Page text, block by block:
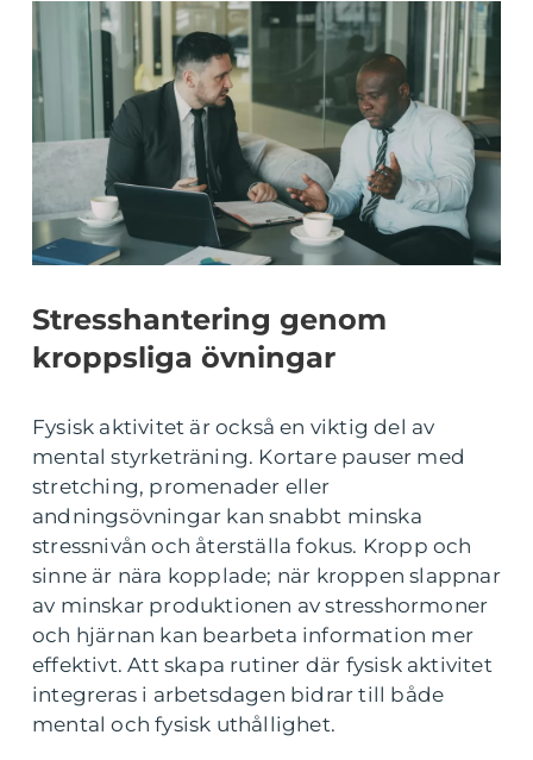
Stresshantering genom
kroppsliga övningar
Fysisk aktivitet är också en viktig del av
mental styrketräning. Kortare pauser med
stretching, promenader eller
andningsövningar kan snabbt minska
stressnivån och återställa fokus. Kropp och
sinne är nära kopplade; när kroppen slappnar
av minskar produktionen av stresshormoner
och hjärnan kan bearbeta information mer
effektivt. Att skapa rutiner där fysisk aktivitet
integreras i arbetsdagen bidrar till både
mental och fysisk uthållighet.